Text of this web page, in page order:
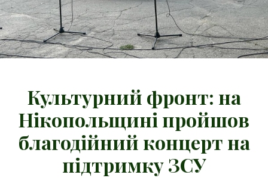
Культурний фронт: на
Нікопольщині пройшов
благодійний концерт на
підтримку ЗСУ